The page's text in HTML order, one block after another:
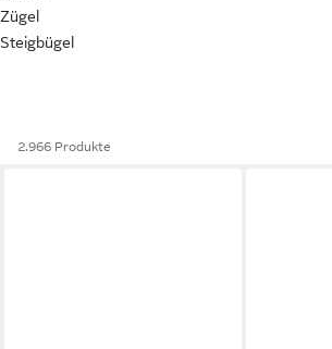
Zügel
Steigbügel
2.966 Produkte